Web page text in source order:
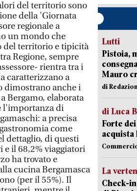
del territorio sono
della 'Giornata
regionale a
un mondo che
del territorio e tipicità
Regione, sempre
rientra tra i
caratterizzano a
dimostrano anche i
Bergamo, elaborata
l'importanza di
a precisa
come
dettaglio, di questi
e il 68,2% viaggiatori
ha trovato e
cucina Bergamasca
(per il 55%). Il
Lutti
Pistoia,
Mauro
di
di Luca
Forte
La
Check-